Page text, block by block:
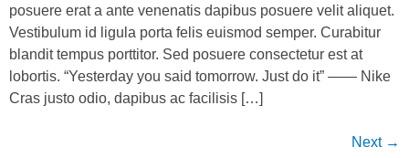
posuere erat a ante venenatis dapibus posuere velit aliquet.
Vestibulum id ligula porta felis euismod semper. Curabitur
blandit tempus porttitor. Sed posuere consectetur est at
lobortis. “Yesterday you said tomorrow. Just do it” —— Nike
Cras justo odio, dapibus ac facilisis […]
Next →